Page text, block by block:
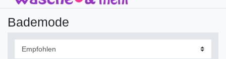
Bademode